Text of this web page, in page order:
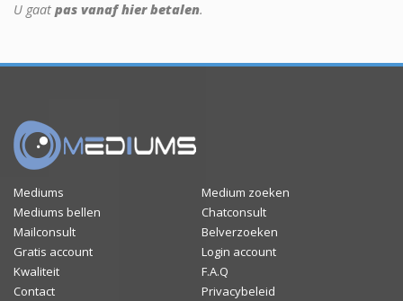
U gaat pas vanaf hier betalen.
Mediums
Medium zoeken
Mediums bellen
Chatconsult
Mailconsult
Belverzoeken
Gratis account
Login account
Kwaliteit
F.A.Q
Contact
Privacybeleid